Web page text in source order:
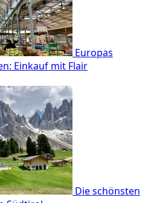
Europas
Einkauf mit Flair
Die schönsten